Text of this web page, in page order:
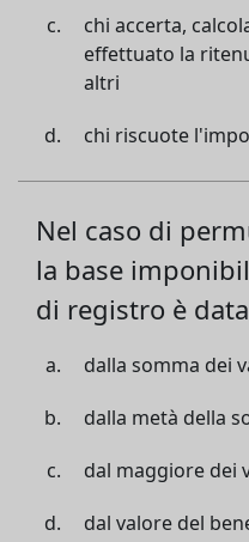
chi accerta,
effettuato la
altri
chi riscuote
Nel caso di
la base
di registro è
dalla somma dei
dalla metà della
dal maggiore dei
dal valore del